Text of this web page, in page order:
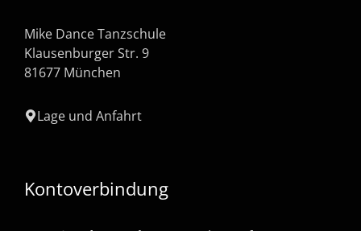
Mike Dance Tanzschule
Klausenburger Str. 9
81677 München
Lage und Anfahrt
Kontoverbindung